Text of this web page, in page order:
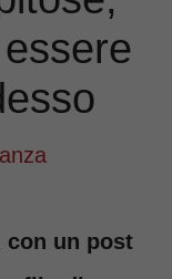
con un post